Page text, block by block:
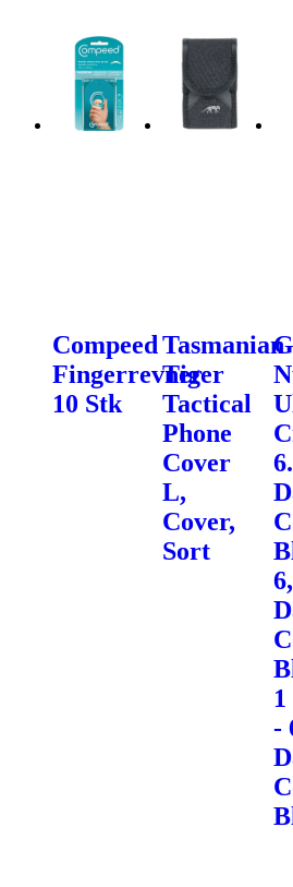
Compeed
Fingerrevner
10 Stk
Tasmanian
Tiger
Tactical
Phone
Cover
L,
Cover,
Sort
-